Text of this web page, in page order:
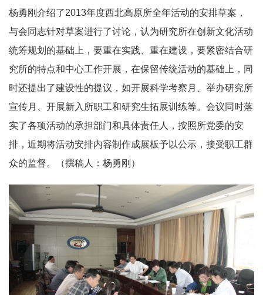
杨勇刚介绍了2013年度西北高原所全年活动的安排草案，
与会同志针对草案进行了讨论，认为研究所在创新文化活动
统筹规划的基础上，要重在实践、重在建设，要紧密结合研
究所的特点和中心工作开展，在保留传统活动的基础上，同
时还提出了建设性的提议，如开展科学考察月、举办研究所
宣传月、开展新入所职工和研究生拓展训练等。会议同时落
实了各项活动的承担部门和具体责任人，按照所党委的安
排，近期将活动安排内容制作成展板予以公示，接受职工群
众的监督。（撰稿人：杨勇刚）